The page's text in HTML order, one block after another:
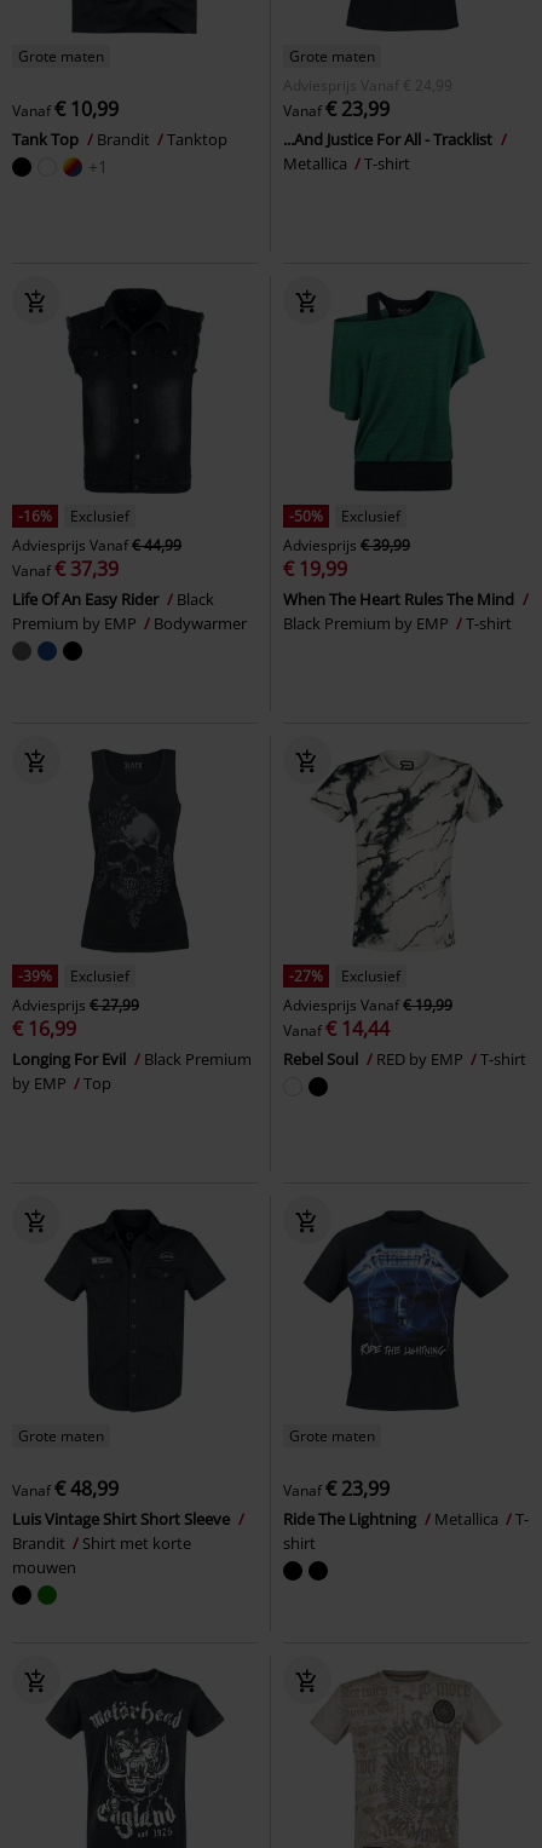
Grote maten
Vanaf€ 10,99
Tank Top Brandit Tanktop
+1
Grote maten
Adviesprijs
Vanaf € 24,99
Vanaf€ 23,99
...And Justice For All - Tracklist
Metallica
T-shirt
-16%
Exclusief
Adviesprijs Vanaf€ 44,99
Vanaf€ 37,39
Life Of An Easy Rider
Black
Premium by EMP
Bodywarmer
-50%
Exclusief
Adviesprijs € 39,99
€ 19,99
When The Heart Rules The Mind
Black Premium by EMP
T-shirt
-39%
Exclusief
Adviesprijs € 27,99
€ 16,99
Longing For Evil
Black Premium
by EMP
Top
-27%
Exclusief
Adviesprijs Vanaf€ 19,99
Vanaf€ 14,44
Rebel Soul RED by EMP T-shirt
Grote maten
Vanaf€ 48,99
Luis Vintage Shirt Short Sleeve
Brandit
Shirt met korte
mouwen
Grote maten
Vanaf€ 23,99
Ride The Lightning Metallica
T-
shirt